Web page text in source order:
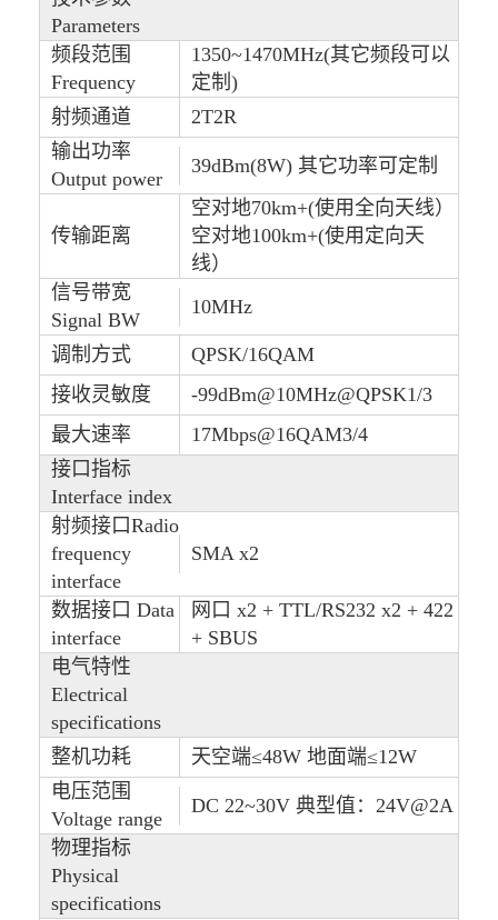
Parameters
频段范围
Frequency
1350~1470MHz(其它频段可以
定制)
射频通道
2T2R
输出功率
Output power
39dBm(8W) 其它功率可定制
传输距离
空对地70km+(使用全向天线）
空对地100km+(使用定向天
线）
信号带宽
Signal BW
10MHz
调制方式
QPSK/16QAM
接收灵敏度
-99dBm@10MHz@QPSK1/3
最大速率
17Mbps@16QAM3/4
接口指标
Interface index
射频接口Radio
frequency
interface
SMA x2
数据接口 Data
interface
网口 x2 + TTL/RS232 x2 + 422
+ SBUS
电气特性
Electrical
specifications
整机功耗
天空端≤48W 地面端≤12W
电压范围
Voltage range
DC 22~30V 典型值：24V@2A
物理指标
Physical
specifications